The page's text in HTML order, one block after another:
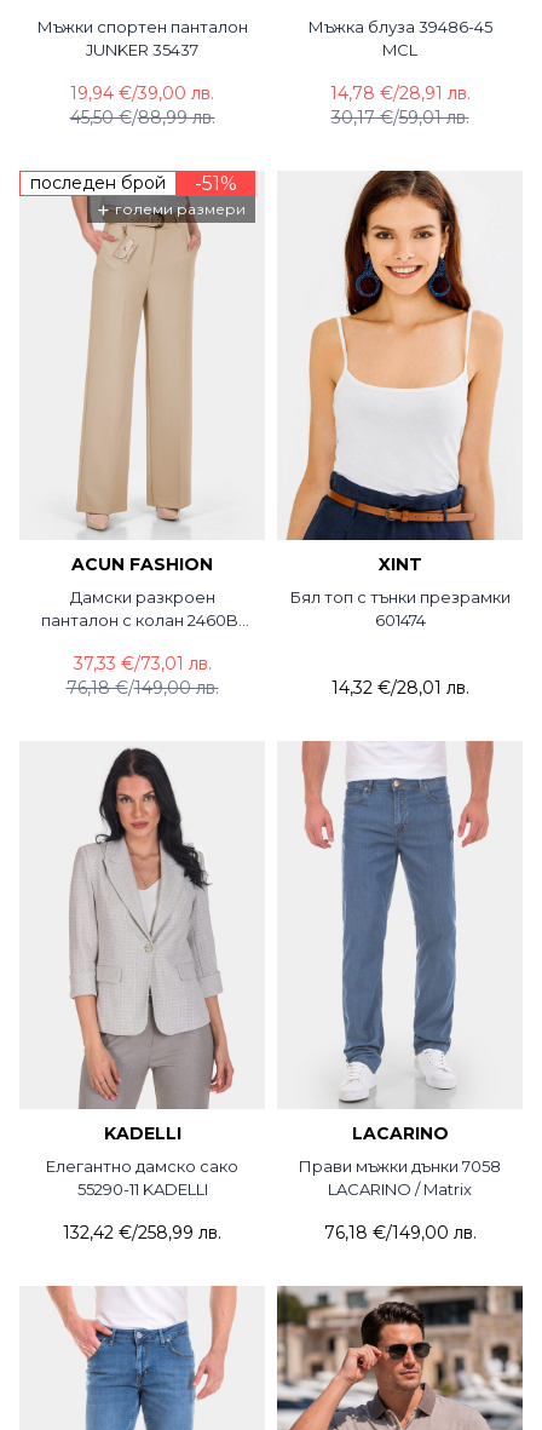
Мъжки спортен панталон
JUNKER 35437
45,50 €/88,99 лв.
19,94 €/39,00 лв.
Мъжка блуза 39486-45
MCL
30,17 €/59,01 лв.
14,78 €/28,91 лв.
последен брой -51%
+ големи размери
ACUN FASHION
Дамски разкроен
панталон с колан 2460B-
76,18 €/149,00 лв.
37,33 €/73,01 лв.
XINT
Бял топ с тънки презрамки
601474
14,32 €/28,01 лв.
KADELLI
Елегантно дамско сако
55290-11 KADELLI
132,42 €/258,99 лв.
LACARINO
Прави мъжки дънки 7058
LACARINO / Matrix
76,18 €/149,00 лв.